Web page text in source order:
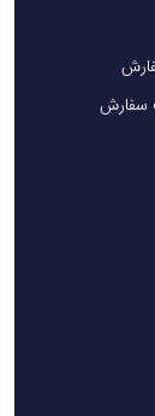
سفارش